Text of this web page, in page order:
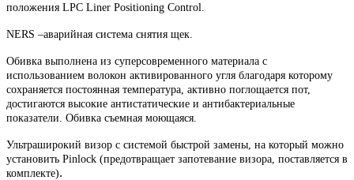
положения LPC Liner Positioning Control.
NERS –аварийная система снятия щек.
Обивка выполнена из суперсовременного материала с
использованием волокон активированного угля благодаря которому
сохраняется постоянная температура, активно поглощается пот,
достигаются высокие антистатические и антибактериальные
показатели. Обивка съемная моющаяся.
Ультраширокий визор с системой быстрой замены, на который можно
установить Pinlock (предотвращает запотевание визора, поставляется в
комплекте).